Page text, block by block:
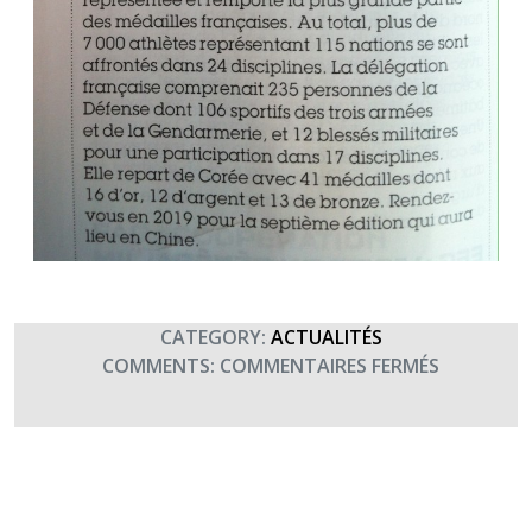
CATEGORY: ACTUALITÉS
COMMENTS: COMMENTAIRES FERMÉS
JEUX